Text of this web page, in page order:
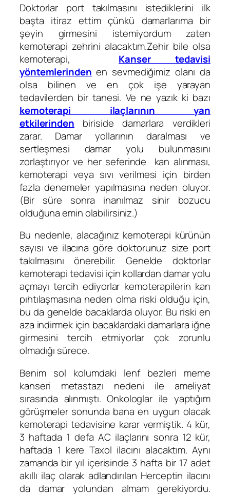
Doktorlar port takılmasını istediklerini ilk
başta itiraz ettim çünkü damarlarıma bir
şeyin girmesini istemiyordum zaten
kemoterapi zehrini alacaktım.Zehir bile olsa
kemoterapi, Kanser tedavisi
yöntemlerinden en sevmediğimiz olanı da
olsa bilinen ve en çok işe yarayan
tedavilerden bir tanesi. Ve ne yazık ki bazı
kemoterapi ilaçlarının yan
etkilerinden biriside damarlara verdikleri
zarar. Damar yollarının daralması ve
sertleşmesi damar yolu bulunmasını
zorlaştırıyor ve her seferinde kan alınması,
kemoterapi veya sıvı verilmesi için birden
fazla denemeler yapılmasına neden oluyor.
(Bir süre sonra inanılmaz sinir bozucu
olduğuna emin olabilirsiniz.)
Bu nedenle, alacağınız kemoterapi kürünün
sayısı ve ilacına göre doktorunuz size port
takılmasını önerebilir. Genelde doktorlar
kemoterapi tedavisi için kollardan damar yolu
açmayı tercih ediyorlar kemoterapilerin kan
pıhtılaşmasına neden olma riski olduğu için,
bu da genelde bacaklarda oluyor. Bu riski en
aza indirmek için bacaklardaki damarlara iğne
girmesini tercih etmiyorlar çok zorunlu
olmadığı sürece.
Benim sol kolumdaki lenf bezleri meme
kanseri metastazı nedeni ile ameliyat
sırasında alınmıştı. Onkologlar ile yaptığım
görüşmeler sonunda bana en uygun olacak
kemoterapi tedavisine karar vermiştik. 4 kür,
3 haftada 1 defa AC ilaçlarını sonra 12 kür,
haftada 1 kere Taxol ilacını alacaktım. Aynı
zamanda bir yıl içerisinde 3 hafta bir 17 adet
akıllı ilaç olarak adlandırılan Herceptin ilacını
da damar yolundan almam gerekiyordu.